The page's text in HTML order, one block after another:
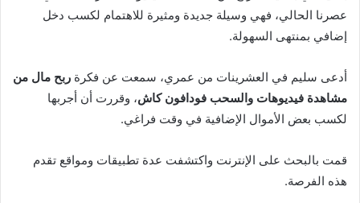
عصرنا الحالي، فهي وسيلة جديدة ومثيرة للاهتمام لكسب دخل
إضافي بمنتهى السهولة.
أدعى سليم في العشرينات من عمري، سمعت عن فكرة ربح مال من
مشاهدة فيديوهات والسحب فودافون كاش، وقررت أن أجربها
لكسب بعض الأموال الإضافية في وقت فراغي.
قمت بالبحث على الإنترنت واكتشفت عدة تطبيقات ومواقع تقدم
هذه الفرصة.